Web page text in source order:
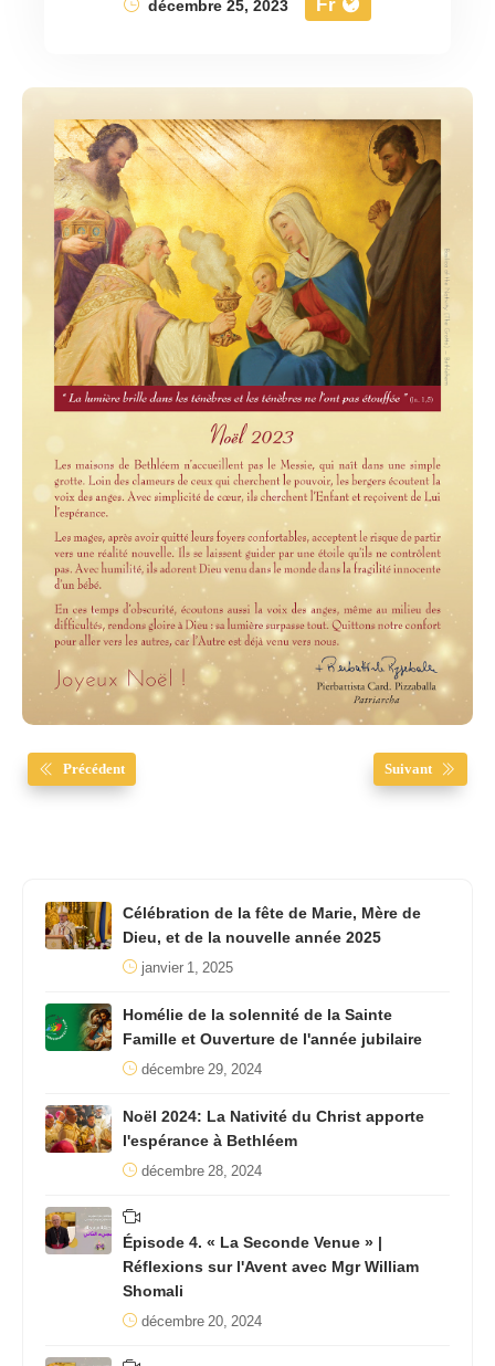
Précédent Suivant
Célébration de la fête de Marie, Mère de
Dieu, et de la nouvelle année 2025
janvier 1, 2025
Homélie de la solennité de la Sainte
Famille et Ouverture de l'année jubilaire
décembre 29, 2024
Noël 2024: La Nativité du Christ apporte
l'espérance à Bethléem
décembre 28, 2024
Épisode 4. « La Seconde Venue » |
Réflexions sur l'Avent avec Mgr William
Shomali
décembre 20, 2024